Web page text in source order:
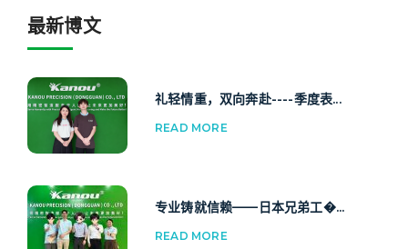
最新博文
礼轻情重，双向奔赴----季度表...
READ MORE
专业铸就信赖——日本兄弟工�...
READ MORE